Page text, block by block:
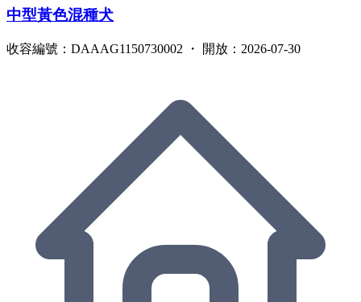
中型黃色混種犬
收容編號：DAAAG1150730002 ・ 開放：2026-07-30